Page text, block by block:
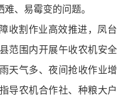
、易霉变的问题。
收割作业高效推进，凤台
范围内开展午收农机安全
天气多、夜间抢收作业增
导农机合作社、种粮大户